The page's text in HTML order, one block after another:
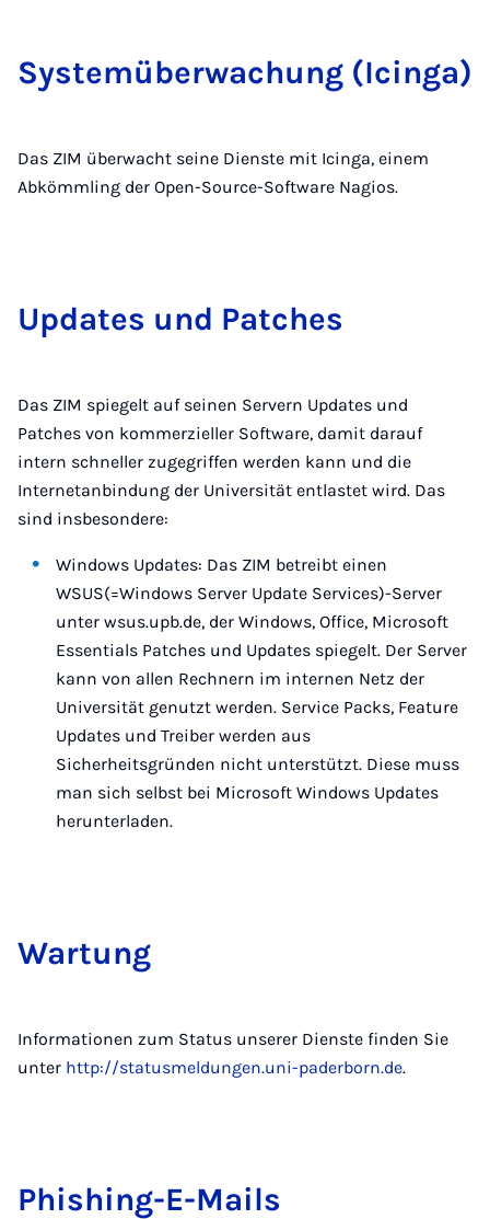
Sys­te­m­über­wa­chung (Icin­ga)
Das ZIM überwacht seine Dienste mit Icinga, einem
Abkömmling der Open-Source-Software Nagios.
Up­dates und Pat­ches
Das ZIM spiegelt auf seinen Servern Updates und
Patches von kommerzieller Software, damit darauf
intern schneller zugegriffen werden kann und die
Internetanbindung der Universität entlastet wird. Das
sind insbesondere:
Windows Updates: Das ZIM betreibt einen
WSUS(=Windows Server Update Services)-Server
unter wsus.upb.de, der Windows, Office, Microsoft
Essentials Patches und Updates spiegelt. Der Server
kann von allen Rechnern im internen Netz der
Universität genutzt werden. Service Packs, Feature
Updates und Treiber werden aus
Sicherheitsgründen nicht unterstützt. Diese muss
man sich selbst bei Microsoft Windows Updates
herunterladen.
War­tung
Informationen zum Status unserer Dienste finden Sie
unter http://statusmeldungen.uni-paderborn.de.
Phi­shing-E-Mails